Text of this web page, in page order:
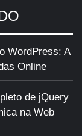
WordPress: A
Online
de jQuery
na Web